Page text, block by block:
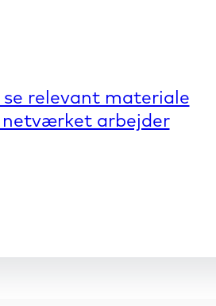
se relevant materiale
netværket arbejder